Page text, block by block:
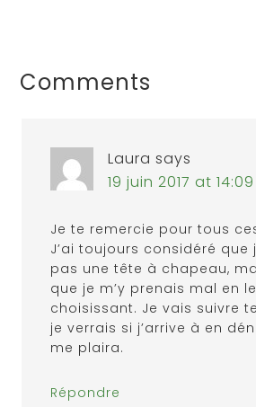
Comments
Laura says
19 juin 2017 at 14:09
Je te remercie pour tous
J’ai toujours considéré que
pas une tête à chapeau,
que je m’y prenais mal en
choisissant. Je vais suivre
je verrais si j’arrive à en
me plaira.
Répondre